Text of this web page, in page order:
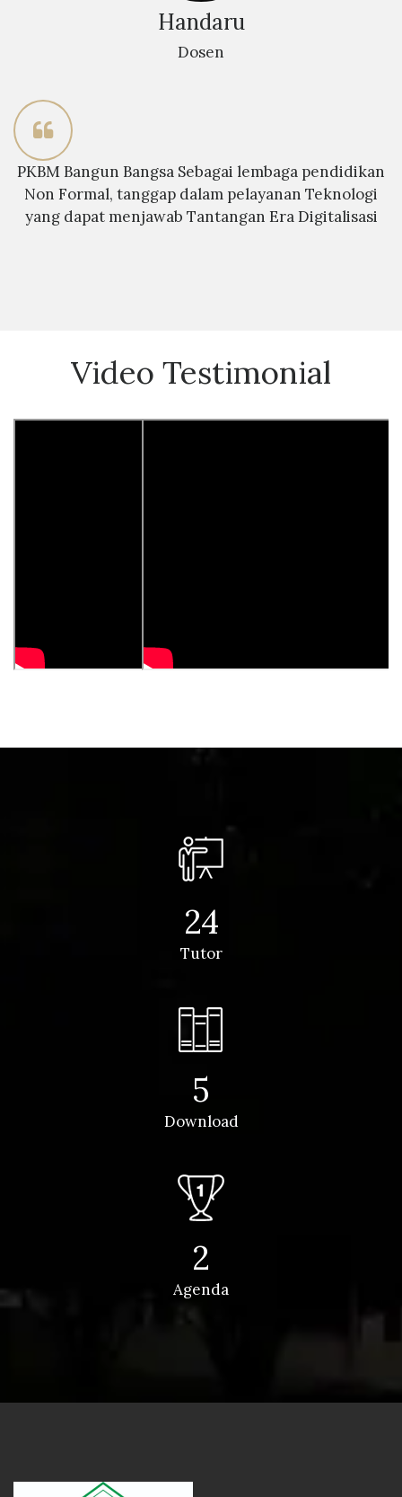
Handaru
Dosen
PKBM Bangun Bangsa Sebagai lembaga pendidikan
Non Formal, tanggap dalam pelayanan Teknologi
yang dapat menjawab Tantangan Era Digitalisasi
Video Testimonial
24
Tutor
5
Download
2
Agenda